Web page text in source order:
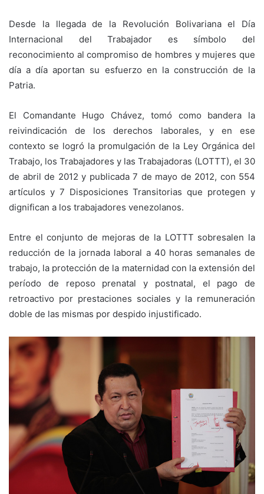
Desde la llegada de la Revolución Bolivariana el Día
Internacional del Trabajador es símbolo del
reconocimiento al compromiso de hombres y mujeres que
día a día aportan su esfuerzo en la construcción de la
Patria.
El Comandante Hugo Chávez, tomó como bandera la
reivindicación de los derechos laborales, y en ese
contexto se logró la promulgación de la Ley Orgánica del
Trabajo, los Trabajadores y las Trabajadoras (LOTTT), el 30
de abril de 2012 y publicada 7 de mayo de 2012, con 554
artículos y 7 Disposiciones Transitorias que protegen y
dignifican a los trabajadores venezolanos.
Entre el conjunto de mejoras de la LOTTT sobresalen la
reducción de la jornada laboral a 40 horas semanales de
trabajo, la protección de la maternidad con la extensión del
período de reposo prenatal y postnatal, el pago de
retroactivo por prestaciones sociales y la remuneración
doble de las mismas por despido injustificado.